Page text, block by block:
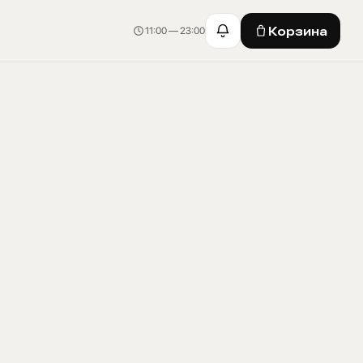
11:00 — 23:00 Корзина
Корзина · 0